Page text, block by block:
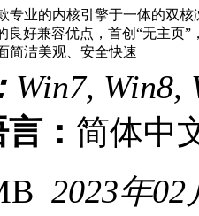
专业的内核引擎于一体的双
良好兼容优点，首创“无主页
简洁美观、安全快速
Win7, Win8,
： 简体中
2023年02